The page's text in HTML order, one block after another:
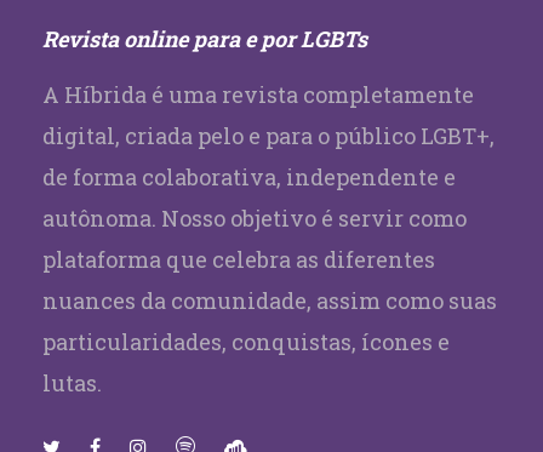
Revista online para e por LGBTs
A Híbrida é uma revista completamente
digital, criada pelo e para o público LGBT+,
de forma colaborativa, independente e
autônoma. Nosso objetivo é servir como
plataforma que celebra as diferentes
nuances da comunidade, assim como suas
particularidades, conquistas, ícones e
lutas.